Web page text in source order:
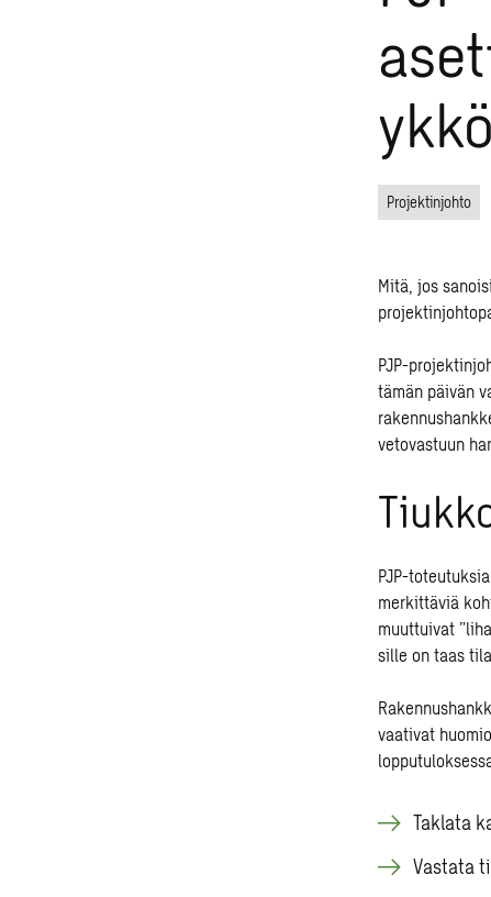
Projektinjohto
Mitä, jos
PJP-
tämän päivän
vetovastuun
PJP-
merkittäviä
muuttuivat
sille on taas
vaativat
Taklata
Vastata